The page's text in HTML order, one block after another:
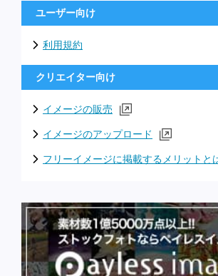
ユーザー向け
利用規約
クリエイター向け
イメージの販売
イメージのアップロード
フリーイメージに掲載するメリットと